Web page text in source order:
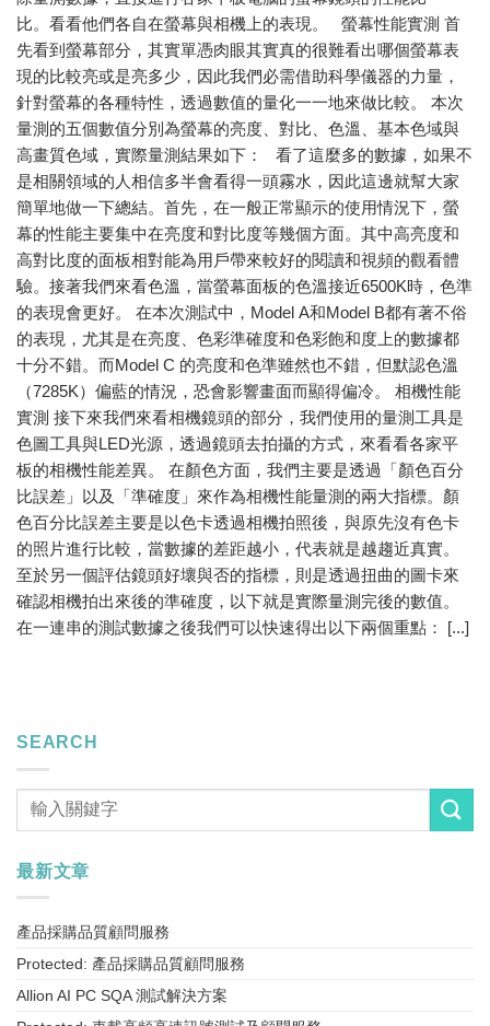
比。看看他們各自在螢幕與相機上的表現。 螢幕性能實測 首
先看到螢幕部分，其實單憑肉眼其實真的很難看出哪個螢幕表
現的比較亮或是亮多少，因此我們必需借助科學儀器的力量，
針對螢幕的各種特性，透過數值的量化一一地來做比較。 本次
量測的五個數值分別為螢幕的亮度、對比、色溫、基本色域與
高畫質色域，實際量測結果如下： 看了這麼多的數據，如果不
是相關領域的人相信多半會看得一頭霧水，因此這邊就幫大家
簡單地做一下總結。首先，在一般正常顯示的使用情況下，螢
幕的性能主要集中在亮度和對比度等幾個方面。其中高亮度和
高對比度的面板相對能為用戶帶來較好的閱讀和視頻的觀看體
驗。接著我們來看色溫，當螢幕面板的色溫接近6500K時，色準
的表現會更好。 在本次測試中，Model A和Model B都有著不俗
的表現，尤其是在亮度、色彩準確度和色彩飽和度上的數據都
十分不錯。而Model C 的亮度和色準雖然也不錯，但默認色溫
（7285K）偏藍的情況，恐會影響畫面而顯得偏冷。 相機性能
實測 接下來我們來看相機鏡頭的部分，我們使用的量測工具是
色圖工具與LED光源，透過鏡頭去拍攝的方式，來看看各家平
板的相機性能差異。 在顏色方面，我們主要是透過「顏色百分
比誤差」以及「準確度」來作為相機性能量測的兩大指標。顏
色百分比誤差主要是以色卡透過相機拍照後，與原先沒有色卡
的照片進行比較，當數據的差距越小，代表就是越趨近真實。
至於另一個評估鏡頭好壞與否的指標，則是透過扭曲的圖卡來
確認相機拍出來後的準確度，以下就是實際量測完後的數值。
在一連串的測試數據之後我們可以快速得出以下兩個重點： [...]
SEARCH
最新文章
產品採購品質顧問服務
Protected: 產品採購品質顧問服務
Allion AI PC SQA 測試解決方案